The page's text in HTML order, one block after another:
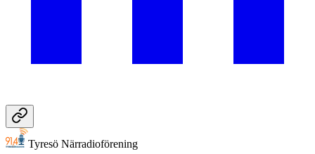
Tyresö Närradioförening